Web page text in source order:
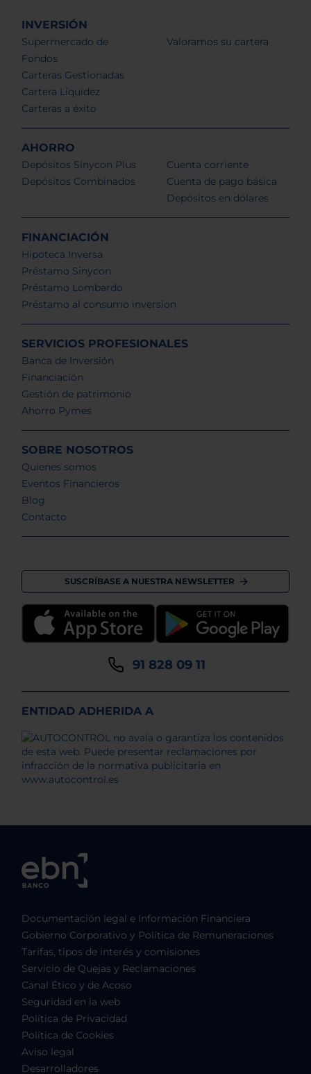
INVERSIÓN
Supermercado de
Fondos
Carteras Gestionadas
Cartera Liquidez
Carteras a éxito
Valoramos su cartera
AHORRO
Depósitos Sinycon Plus
Depósitos Combinados
Cuenta corriente
Cuenta de pago básica
Depósitos en dólares
FINANCIACIÓN
Hipoteca Inversa
Préstamo Sinycon
Préstamo Lombardo
Préstamo al consumo inversion
SERVICIOS PROFESIONALES
Banca de Inversión
Financiación
Gestión de patrimonio
Ahorro Pymes
SOBRE NOSOTROS
Quienes somos
Eventos Financieros
Blog
Contacto
SUSCRÍBASE A NUESTRA NEWSLETTER
91 828 09 11
ENTIDAD ADHERIDA A
Documentación legal e Información Financiera
Gobierno Corporativo y Política de Remuneraciones
Tarifas, tipos de interés y comisiones
Servicio de Quejas y Reclamaciones
Canal Ético y de Acoso
Seguridad en la web
Política de Privacidad
Política de Cookies
Aviso legal
Desarrolladores